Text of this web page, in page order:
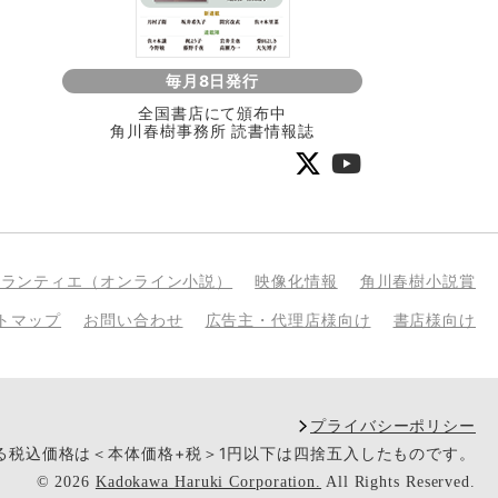
毎月8日発行
全国書店にて頒布中
角川春樹事務所 読書情報誌
ンティエ（オンライン小説） 映像化情報 角川春樹小説賞
マップ お問い合わせ 広告主・代理店様向け 書店様向け
プライバシーポリシー
込価格は＜本体価格+税＞1円以下は四捨五入したものです。
© 2026 Kadokawa Haruki Corporation. All Rights Reserved.